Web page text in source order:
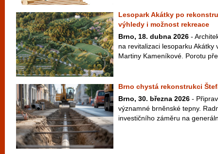
Lesopark Akátky po
výhledy i možnost rekreace
Brno, 18. dubna 2026 -
na revitalizaci lesoparku Akátky
Martiny Kameníkové. Porotu
Brno chystá rekonstrukci
Brno, 30. března 2026 -
významné brněnské tepny.
investičního záměru na